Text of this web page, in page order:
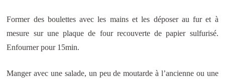
Former des boulettes avec les mains et les déposer au fur et à
mesure sur une plaque de four recouverte de papier sulfurisé.
Enfourner pour 15min.
Manger avec une salade, un peu de moutarde à l’ancienne ou une